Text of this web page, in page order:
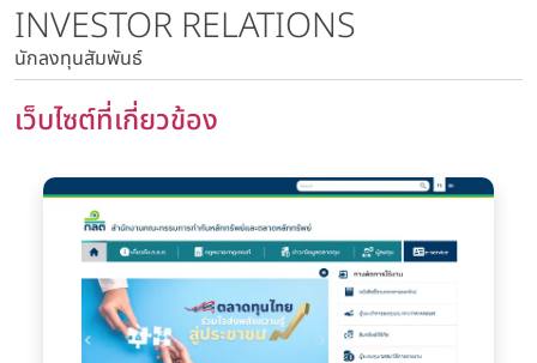
นโยบายด้านสิทธิมนุษยชน
นโยบายความเป็นส่วนตัว
นโยบายความมั่นคงปลอดภัยของข้อมูลและระบบ
คอมพิวเตอร์
INVESTOR RELATIONS
นักลงทุนสัมพันธ์
เว็บไซต์ที่เกี่ยวข้อง